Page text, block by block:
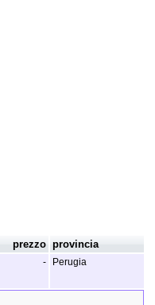
prezzo provincia
- Perugia